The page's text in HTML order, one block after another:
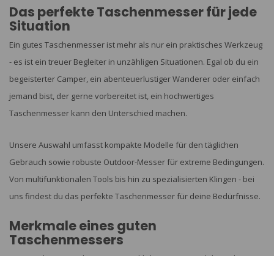
Das perfekte Taschenmesser für jede
Situation
Ein gutes Taschenmesser ist mehr als nur ein praktisches Werkzeug
- es ist ein treuer Begleiter in unzähligen Situationen. Egal ob du ein
begeisterter Camper, ein abenteuerlustiger Wanderer oder einfach
jemand bist, der gerne vorbereitet ist, ein hochwertiges
Taschenmesser kann den Unterschied machen.
Unsere Auswahl umfasst kompakte Modelle für den täglichen
Gebrauch sowie robuste Outdoor-Messer für extreme Bedingungen.
Von multifunktionalen Tools bis hin zu spezialisierten Klingen - bei
uns findest du das perfekte Taschenmesser für deine Bedürfnisse.
Merkmale eines guten
Taschenmessers